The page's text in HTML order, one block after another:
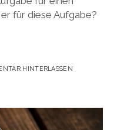
für diese Aufgabe?
HINTERLASSEN